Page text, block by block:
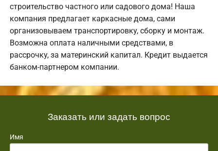
строительство частного или садового дома! Наша
компания предлагает каркасные дома, сами
организовываем транспортировку, сборку и монтаж.
Возможна оплата наличными средствами, в
рассрочку, за материнский капитал. Кредит выдается
банком-партнером компании.
Заказать или задать вопрос
Имя